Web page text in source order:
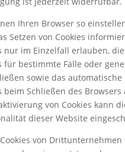
Ihren Browser so
Setzen von Cookies
nur im Einzelfall erlauben,
für bestimmte Fälle oder
sowie das automatische
beim Schließen des
von Cookies kann
dieser Website
von Drittunternehmen